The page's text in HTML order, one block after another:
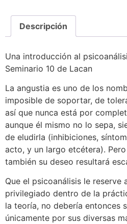
Descripción
Una introducción al
Seminario 10 de Lacan
La angustia es uno de los
imposible de soportar, de
así que nunca está por
aunque él mismo no lo sepa,
de eludirla (inhibiciones,
acto, y un largo etcétera).
también su deseo resultará
Que el psicoanálisis le reserve
privilegiado dentro de la
la teoría, no debería entonces
únicamente por sus diversas